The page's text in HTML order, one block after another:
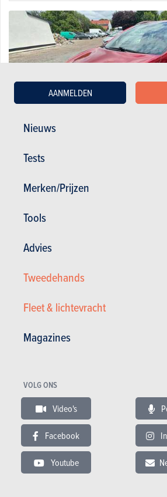
Nieuws
Tests
Merken/Prijzen
Tools
Advies
Tweedehands
Fleet & lichtevracht
Magazines
AANMELDEN
VOLG ONS
Video's
Facebook
Youtube
Renault Clio 0.9 TCe Energy Expression
4.100 €
Renault Clio 1.0i SCe Zen GPF (EU6D)
10.450 €
Co2